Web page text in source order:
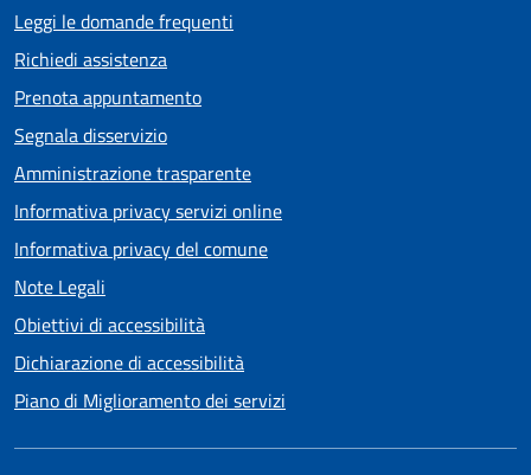
Leggi le domande frequenti
Richiedi assistenza
Prenota appuntamento
Segnala disservizio
Amministrazione trasparente
Informativa privacy servizi online
Informativa privacy del comune
Note Legali
Obiettivi di accessibilità
Dichiarazione di accessibilità
Piano di Miglioramento dei servizi